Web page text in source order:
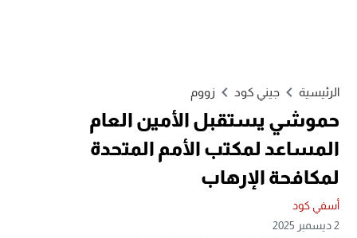
الرئيسية جيني كود زووم
حموشي يستقبل الأمين العام
المساعد لمكتب الأمم المتحدة
لمكافحة الإرهاب
أسفي كود
2 ديسمبر 2025